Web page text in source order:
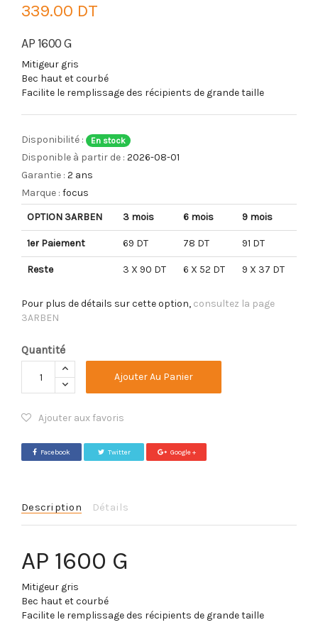
339.00 DT
AP 1600 G
Mitigeur gris
Bec haut et courbé
Facilite le remplissage des récipients de grande taille
Disponibilité : En stock
Disponible à partir de : 2026-08-01
Garantie : 2 ans
Marque : focus
OPTION 3ARBEN
3 mois 6 mois 9 mois
1er Paiement 69 DT 78 DT 91 DT
Reste 3 X 90 DT 6 X 52 DT 9 X 37 DT
Pour plus de détails sur cette option, consultez la page
3ARBEN
Quantité
Ajouter Au Panier
Ajouter aux favoris
Facebook Twitter Google +
Description Détails
AP 1600 G
Mitigeur gris
Bec haut et courbé
Facilite le remplissage des récipients de grande taille